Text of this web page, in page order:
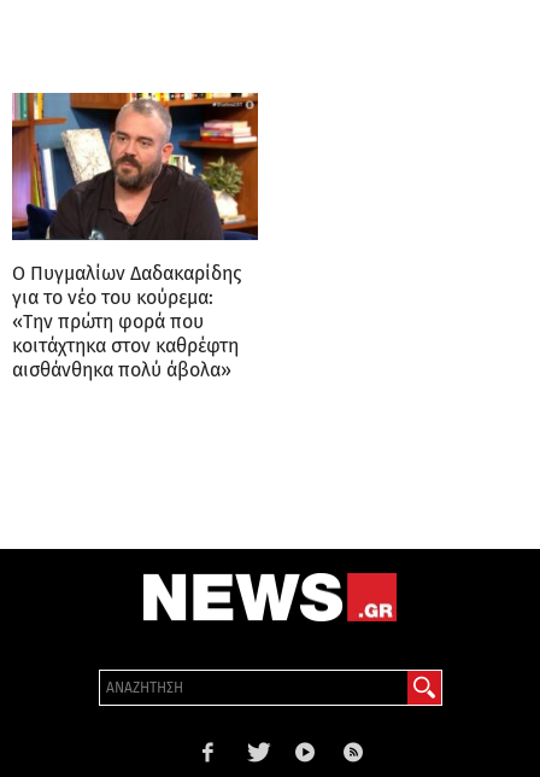
Ο Πυγμαλίων Δαδακαρίδης
για το νέο του κούρεμα:
«Την πρώτη φορά που
κοιτάχτηκα στον καθρέφτη
αισθάνθηκα πολύ άβολα»